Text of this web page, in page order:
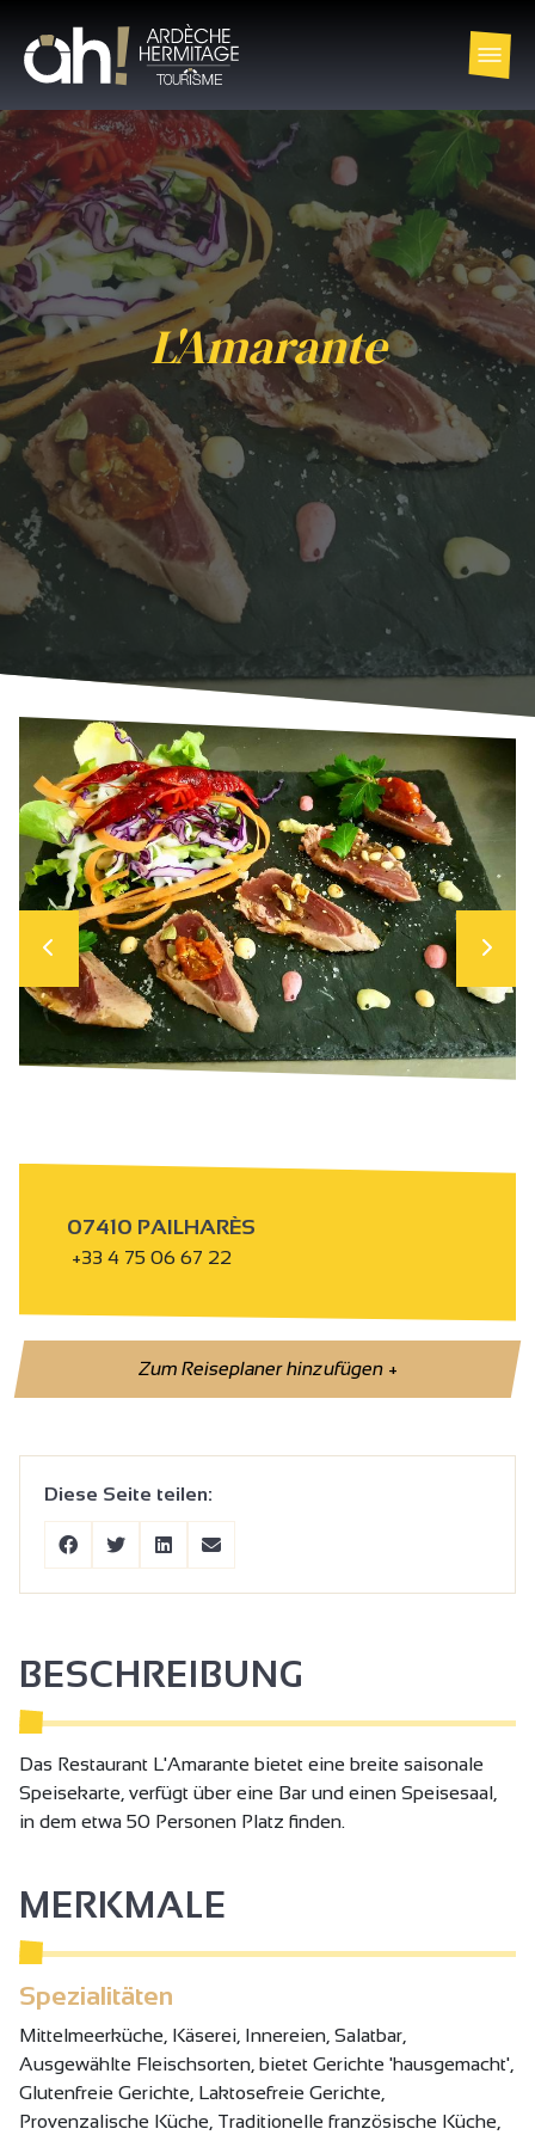
L'Amarante
07410 PAILHARÈS
+33 4 75 06 67 22
Zum Reiseplaner hinzufügen+
Diese Seite teilen:
BESCHREIBUNG
Das Restaurant L'Amarante bietet eine breite saisonale
Speisekarte, verfügt über eine Bar und einen Speisesaal,
in dem etwa 50 Personen Platz finden.
MERKMALE
Spezialitäten
Mittelmeerküche, Käserei, Innereien, Salatbar,
Ausgewählte Fleischsorten, bietet Gerichte 'hausgemacht',
Glutenfreie Gerichte, Laktosefreie Gerichte,
Provenzalische Küche, Traditionelle französische Küche,